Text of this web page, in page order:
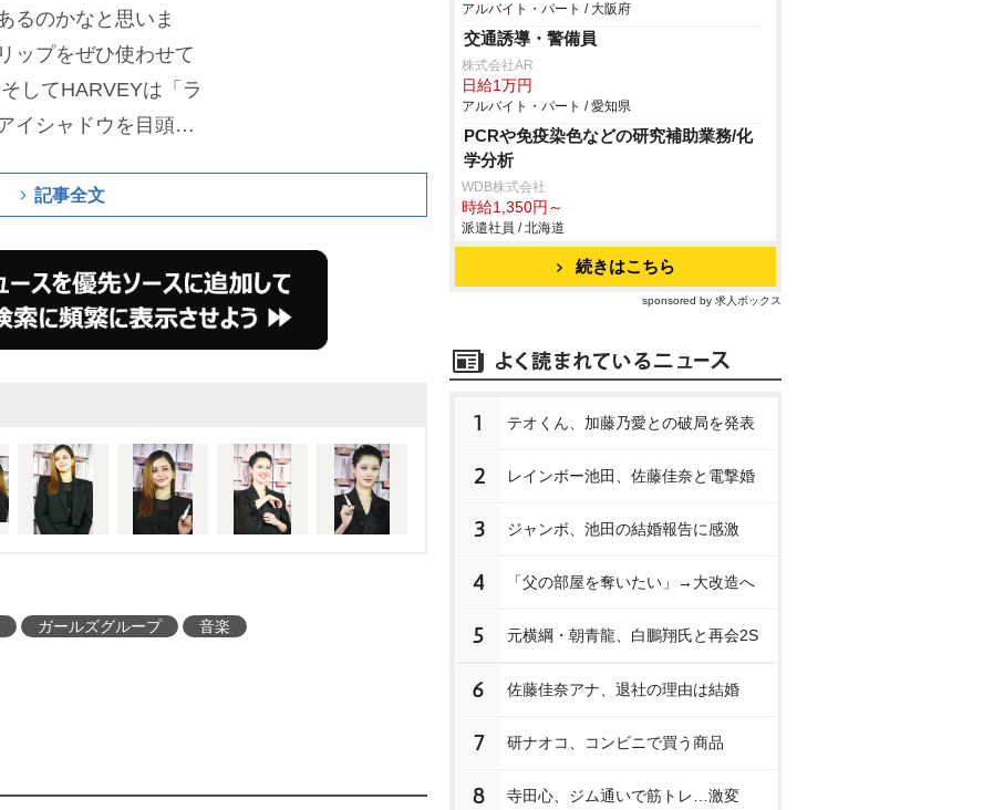
るのかなと思いま
ップをぜひ使わせて
そしてHARVEYは「ラ
イシャドウを目頭だ
身キラキラにするこ
ていること」を問わ
愛することって簡単
頑張ったね』と褒め
なのかなと思いま
が表現するものはす
思うことで、自分を
分を大切でできてい
るリップ「YSL ラブ
クレインズ6142にて
記事全文
ガールズグループ 音楽
アルバイト・パート / 大阪府
交通誘導・警備員
株式会社AR
日給1万円
アルバイト・パート / 愛知県
PCRや免疫染色などの研究補助業務/化
学分析
WDB株式会社
時給1,350円～
派遣社員 / 北海道
続きはこちら
sponsored by 求人ボックス
1 テオくん、加藤乃愛との破局を発表
2 レインボー池田、佐藤佳奈と電撃婚
3 ジャンボ、池田の結婚報告に感激
4 「父の部屋を奪いたい」→大改造へ
5 元横綱・朝青龍、白鵬翔氏と再会2S
6 佐藤佳奈アナ、退社の理由は結婚
7 研ナオコ、コンビニで買う商品
8 寺田心、ジム通いで筋トレ…激変